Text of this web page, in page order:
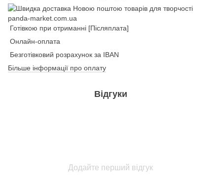
Готівкою при отриманні [Післяплата]
Онлайн-оплата
Безготівковий розрахунок за IBAN
Більше інформації про оплату
Відгуки
Додайте перший відгук